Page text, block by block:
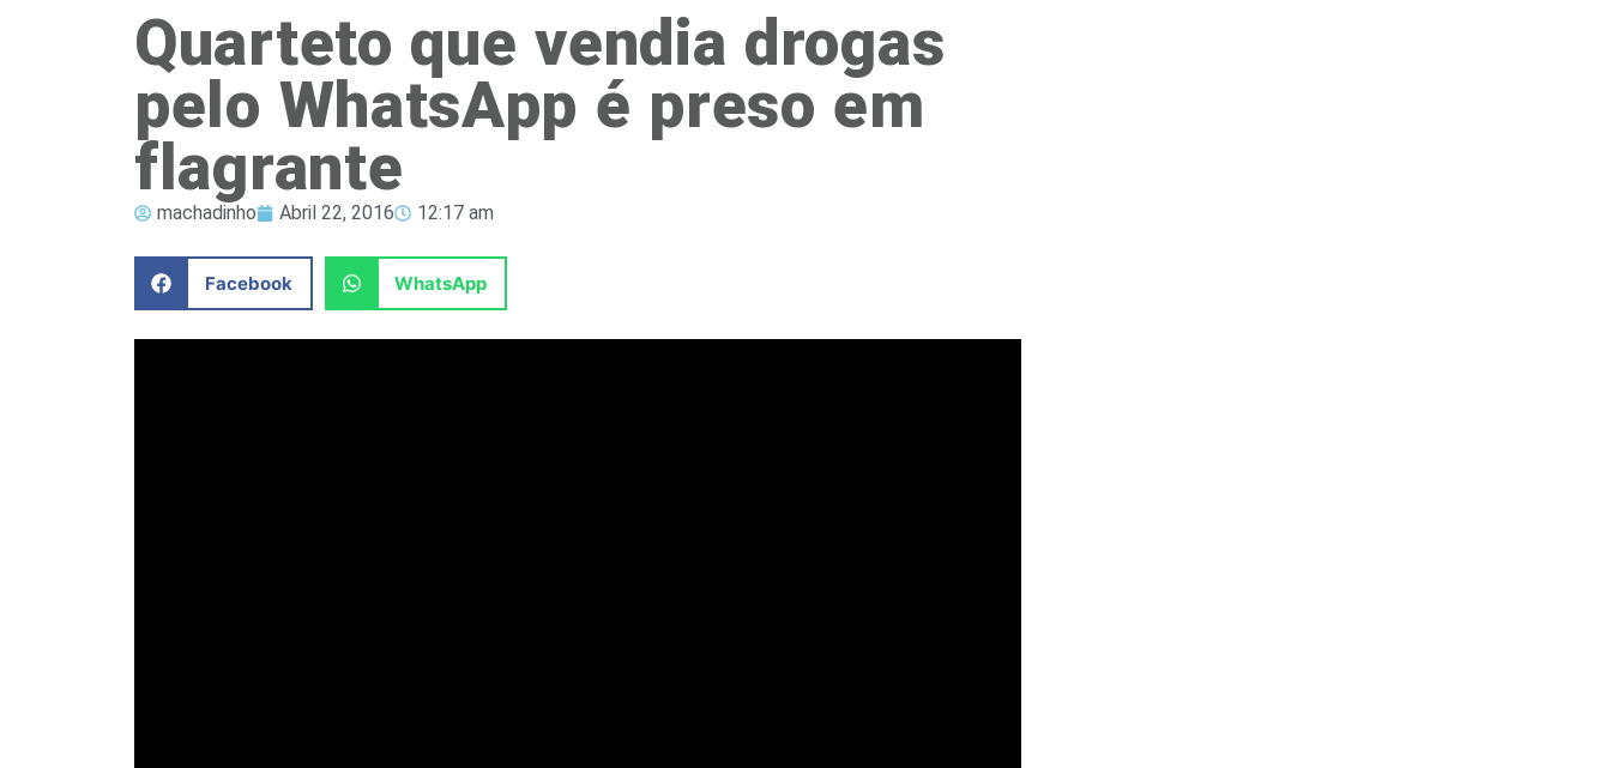
Quarteto que vendia drogas
pelo WhatsApp é preso em
flagrante
machadinho Abril 22, 2016 12:17 am
Facebook WhatsApp